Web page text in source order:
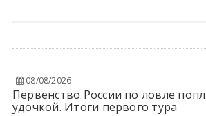
08/08/2026
Первенство России по ловле
удочкой. Итоги первого тура